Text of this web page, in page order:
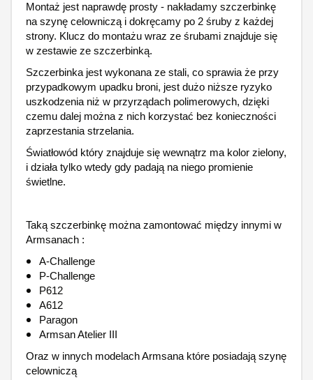
Montaż jest naprawdę prosty - nakładamy szczerbinkę
na szynę celowniczą i dokręcamy po 2 śruby z każdej
strony. Klucz do montażu wraz ze śrubami znajduje się
w zestawie ze szczerbinką.
Szczerbinka jest wykonana ze stali, co sprawia że przy
przypadkowym upadku broni, jest dużo niższe ryzyko
uszkodzenia niż w przyrządach polimerowych, dzięki
czemu dalej można z nich korzystać bez konieczności
zaprzestania strzelania.
Światłowód który znajduje się wewnątrz ma kolor zielony,
i działa tylko wtedy gdy padają na niego promienie
świetlne.
Taką szczerbinkę można zamontować między innymi w
Armsanach :
A-Challenge
P-Challenge
P612
A612
Paragon
Armsan Atelier III
Oraz w innych modelach Armsana które posiadają szynę
celowniczą